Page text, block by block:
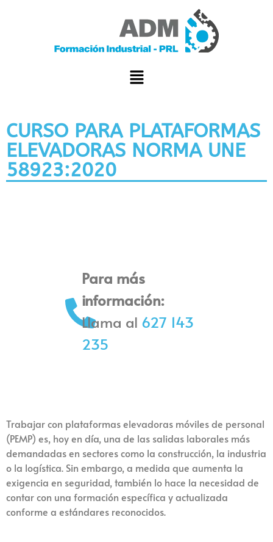
CURSO PARA PLATAFORMAS
ELEVADORAS NORMA UNE
58923:2020
Para más
información:
Llama al 627 143
235
Trabajar con plataformas elevadoras móviles de personal
(PEMP) es, hoy en día, una de las salidas laborales más
demandadas en sectores como la construcción, la industria
o la logística. Sin embargo, a medida que aumenta la
exigencia en seguridad, también lo hace la necesidad de
contar con una formación específica y actualizada
conforme a estándares reconocidos.